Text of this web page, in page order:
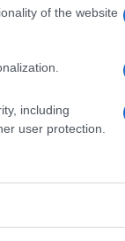
of the website
including
user protection.
(μη
Σωμάτων